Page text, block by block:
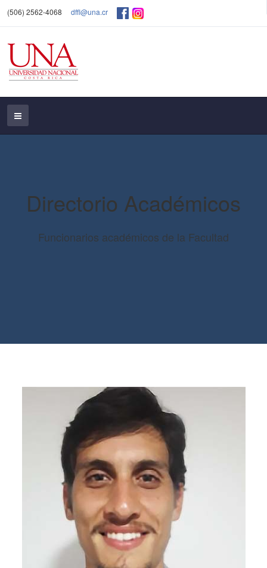
(506) 2562-4068 dffl@una.cr
Directorio Académicos
Funcionarios académicos de la Facultad